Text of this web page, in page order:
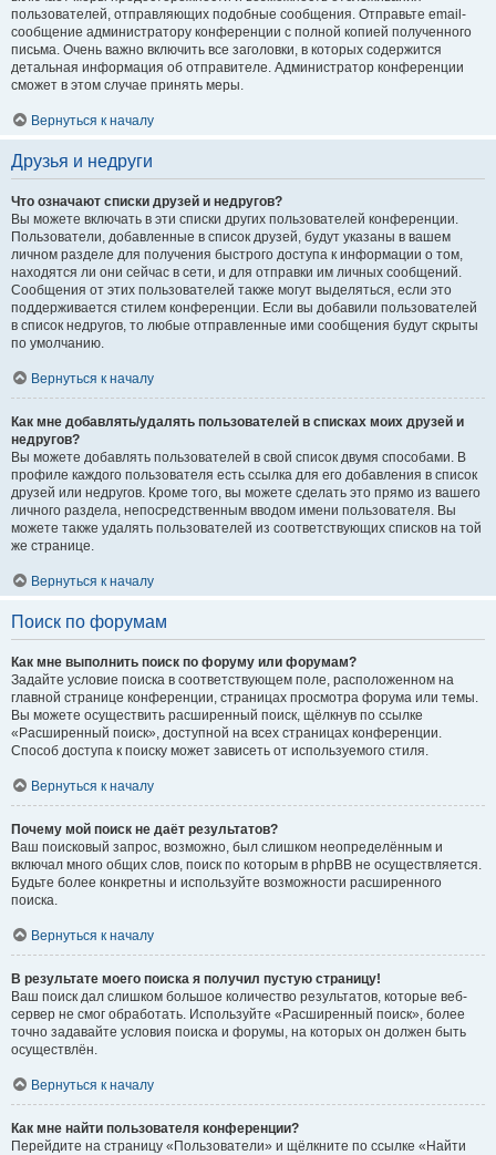
пользователей, отправляющих подобные сообщения. Отправьте email-
сообщение администратору конференции с полной копией полученного
письма. Очень важно включить все заголовки, в которых содержится
детальная информация об отправителе. Администратор конференции
сможет в этом случае принять меры.
Вернуться к началу
Друзья и недруги
Что означают списки друзей и недругов?
Вы можете включать в эти списки других пользователей конференции.
Пользователи, добавленные в список друзей, будут указаны в вашем
личном разделе для получения быстрого доступа к информации о том,
находятся ли они сейчас в сети, и для отправки им личных сообщений.
Сообщения от этих пользователей также могут выделяться, если это
поддерживается стилем конференции. Если вы добавили пользователей
в список недругов, то любые отправленные ими сообщения будут скрыты
по умолчанию.
Вернуться к началу
Как мне добавлять/удалять пользователей в списках моих друзей и
недругов?
Вы можете добавлять пользователей в свой список двумя способами. В
профиле каждого пользователя есть ссылка для его добавления в список
друзей или недругов. Кроме того, вы можете сделать это прямо из вашего
личного раздела, непосредственным вводом имени пользователя. Вы
можете также удалять пользователей из соответствующих списков на той
же странице.
Вернуться к началу
Поиск по форумам
Как мне выполнить поиск по форуму или форумам?
Задайте условие поиска в соответствующем поле, расположенном на
главной странице конференции, страницах просмотра форума или темы.
Вы можете осуществить расширенный поиск, щёлкнув по ссылке
«Расширенный поиск», доступной на всех страницах конференции.
Способ доступа к поиску может зависеть от используемого стиля.
Вернуться к началу
Почему мой поиск не даёт результатов?
Ваш поисковый запрос, возможно, был слишком неопределённым и
включал много общих слов, поиск по которым в phpBB не осуществляется.
Будьте более конкретны и используйте возможности расширенного
поиска.
Вернуться к началу
В результате моего поиска я получил пустую страницу!
Ваш поиск дал слишком большое количество результатов, которые веб-
сервер не смог обработать. Используйте «Расширенный поиск», более
точно задавайте условия поиска и форумы, на которых он должен быть
осуществлён.
Вернуться к началу
Как мне найти пользователя конференции?
Перейдите на страницу «Пользователи» и щёлкните по ссылке «Найти